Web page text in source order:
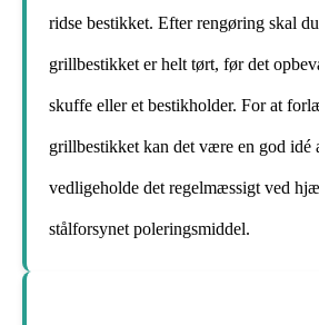
ridse bestikket. Efter rengøring skal
grillbestikket er helt tørt, før det
skuffe eller et bestikholder. For at
grillbestikket kan det være en god idé
vedligeholde det regelmæssigt ved
stålforsynet poleringsmiddel.